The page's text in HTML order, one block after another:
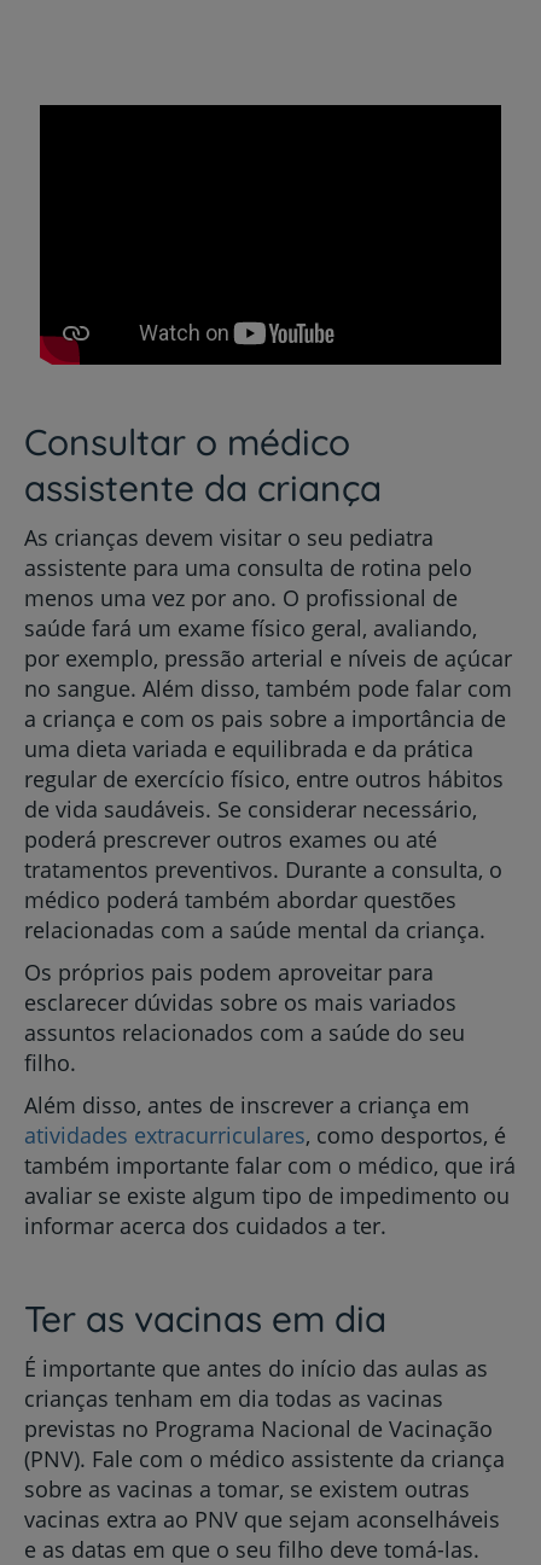
Consultar o médico
assistente da criança
As crianças devem visitar o seu pediatra
assistente para uma consulta de rotina pelo
menos uma vez por ano. O profissional de
saúde fará um exame físico geral, avaliando,
por exemplo, pressão arterial e níveis de açúcar
no sangue. Além disso, também pode falar com
a criança e com os pais sobre a importância de
uma dieta variada e equilibrada e da prática
regular de exercício físico, entre outros hábitos
de vida saudáveis. Se considerar necessário,
poderá prescrever outros exames ou até
tratamentos preventivos. Durante a consulta, o
médico poderá também abordar questões
relacionadas com a saúde mental da criança.
Os próprios pais podem aproveitar para
esclarecer dúvidas sobre os mais variados
assuntos relacionados com a saúde do seu
filho.
Além disso, antes de inscrever a criança em
atividades extracurriculares, como desportos, é
também importante falar com o médico, que irá
avaliar se existe algum tipo de impedimento ou
informar acerca dos cuidados a ter.
Ter as vacinas em dia
É importante que antes do início das aulas as
crianças tenham em dia todas as vacinas
previstas no Programa Nacional de Vacinação
(PNV). Fale com o médico assistente da criança
sobre as vacinas a tomar, se existem outras
vacinas extra ao PNV que sejam aconselháveis
e as datas em que o seu filho deve tomá-las.